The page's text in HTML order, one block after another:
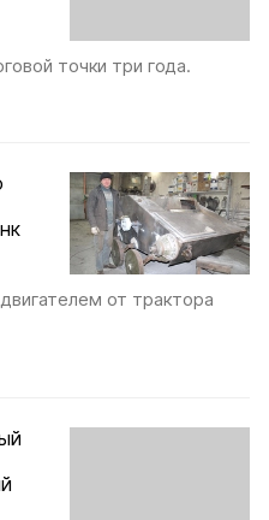
точки три года.
от трактора